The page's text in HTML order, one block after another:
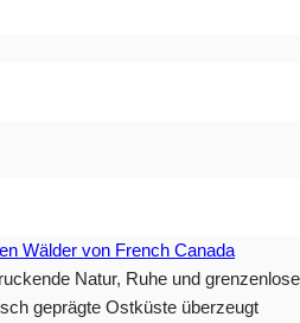
Wälder von French Canada
Natur, Ruhe und grenzenlose
geprägte Ostküste überzeugt